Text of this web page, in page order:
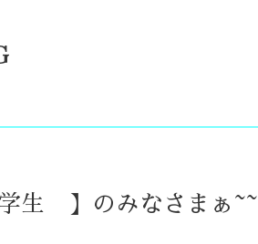
】のみなさまぁ~~